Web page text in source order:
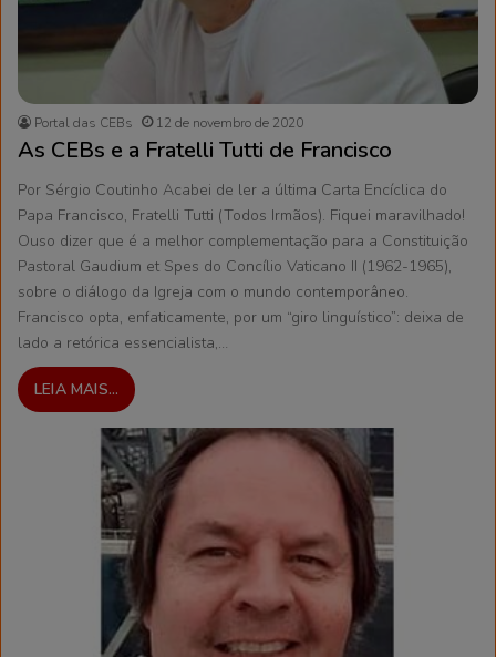
Portal das CEBs 12 de novembro de 2020
As CEBs e a Fratelli Tutti de Francisco
Por Sérgio Coutinho Acabei de ler a última Carta Encíclica do
Papa Francisco, Fratelli Tutti (Todos Irmãos). Fiquei maravilhado!
Ouso dizer que é a melhor complementação para a Constituição
Pastoral Gaudium et Spes do Concílio Vaticano II (1962-1965),
sobre o diálogo da Igreja com o mundo contemporâneo.
Francisco opta, enfaticamente, por um “giro linguístico”: deixa de
lado a retórica essencialista,…
LEIA MAIS...